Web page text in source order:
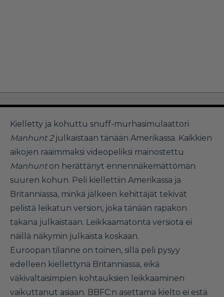
Kielletty ja kohuttu snuff-murhasimulaattori
Manhunt 2julkaistaan tänään Amerikassa. Kaikkien
aikojen raaimmaksi videopeliksi mainostettu
Manhunton herättänyt ennennäkemättömän
suuren kohun. Peli kiellettiin Amerikassa ja
Britanniassa, minkä jälkeen kehittäjät tekivät
pelistä leikatun version, joka tänään rapakon
takana julkaistaan. Leikkaamatonta versiota ei
näillä näkymin julkaista koskaan.
Euroopan tilanne on toinen, sillä peli pysyy
edelleen kiellettynä Britanniassa, eikä
väkivaltaisimpien kohtauksien leikkaaminen
vaikuttanut asiaan. BBFC:n asettama kielto ei estä